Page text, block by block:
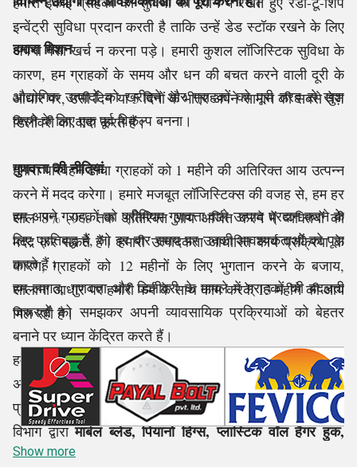
इन्वेंट्री सुविधा प्रदान करती है ताकि उन्हें डेड स्टॉक रखने के लिए
अपना पैसा खर्च न करना पड़े। हमारी कुशल लॉजिस्टिक सुविधा के
कारण, हम ग्राहकों के समय और धन की बचत करने वाली दूरी के
आधार पर, उसी दिन या 5 दिनों के भीतर अपने सामान की सबसे तेज़
डिलीवरी का वादा करते हैं।
हमारा परिवहन ढांचा ग्राहकों को 1 महीने की अतिरिक्त आय उत्पन्न
करने में मदद करेगा। हमारे मजबूत लॉजिस्टिक्स की वजह से, हम हर
साल 8% -9% तक अतिरिक्त आय अर्जित करने में व्यक्तियों की
मदद कर सकते हैं। हमारी उत्पादकता आधारित कार्य प्रक्रिया के
कारण, ग्राहकों को 12 महीनों के लिए भुगतान करने के बजाय,
सालाना आधार पर हमारी फर्म के साथ काम करके 13 महीने की आय
मिल रही है।
हमारा मिशन
औद्योगिक उत्पादों को खरीदने और ग्राहकों को पूरी तरह से खुश
करने के लिए एक पूर्व विकल्प बनना।
गुणवत्ता की नीतियां
हम अपने ग्राहकों को प्रीमियम गुणवत्ता वाले उत्पाद प्रदान करने के
लिए प्रतिबद्ध हैं, जो हर बार समय पर उनकी आवश्यकताओं को पूरा
करते हैं।
हम लागत, गुणवत्ता और डिलीवरी के मामले में ग्राहकों की बदलती
जरूरतों को समझकर अपनी व्यावसायिक प्रक्रियाओं को बेहतर
बनाने पर ध्यान केंद्रित करते हैं।
हम सभी परिचालन स्तरों पर अपने कर्मचारियों की भागीदारी के साथ
अपने संगठन में गुणवत्ता प्रबंधन प्रणाली का पालन करते हैं।
प्रेषण से पहले, औद्योगिक मानकों के अनुसार हमारे गुणवत्ता नियंत्रण
विभाग द्वारामार्बल ब्लेड, पियानो हिंग्स, प्लास्टिक वॉल हैंगर हुक,
ब्लैक कास्टर व्हील आदि जैसे हर एक उत्पाद की सूक्ष्म जांच की जाती
Show more